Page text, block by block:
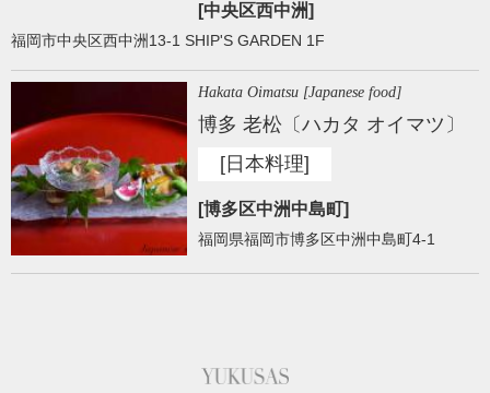
[中央区西中洲]
福岡市中央区西中洲13-1 SHIP'S GARDEN 1F
Hakata Oimatsu [Japanese food]
博多 老松〔ハカタ オイマツ〕
[日本料理]
[博多区中洲中島町]
福岡県福岡市博多区中洲中島町4-1